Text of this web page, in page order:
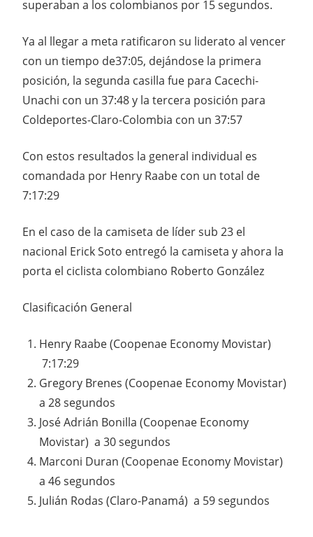
superaban a los colombianos por 15 segundos.
Ya al llegar a meta ratificaron su liderato al vencer
con un tiempo de37:05, dejándose la primera
posición, la segunda casilla fue para Cacechi-
Unachi con un 37:48 y la tercera posición para
Coldeportes-Claro-Colombia con un 37:57
Con estos resultados la general individual es
comandada por Henry Raabe con un total de
7:17:29
En el caso de la camiseta de líder sub 23 el
nacional Erick Soto entregó la camiseta y ahora la
porta el ciclista colombiano Roberto González
Clasificación General
Henry Raabe (Coopenae Economy Movistar)
7:17:29
Gregory Brenes (Coopenae Economy Movistar)
a 28 segundos
José Adrián Bonilla (Coopenae Economy
Movistar) a 30 segundos
Marconi Duran (Coopenae Economy Movistar)
a 46 segundos
Julián Rodas (Claro-Panamá) a 59 segundos